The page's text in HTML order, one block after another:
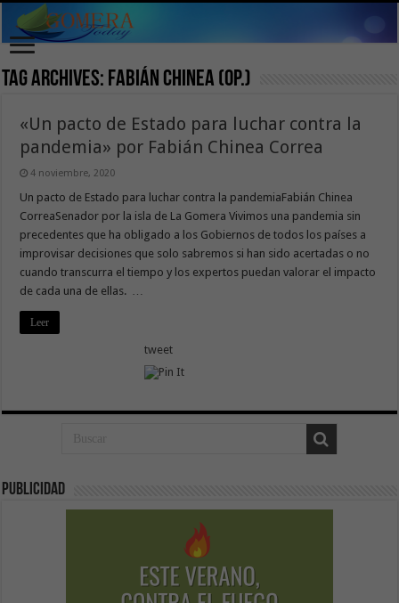
Tag Archives: Fabián Chinea (OP.)
«Un pacto de Estado para luchar contra la
pandemia» por Fabián Chinea Correa
4 noviembre, 2020
Un pacto de Estado para luchar contra la pandemiaFabián Chinea
CorreaSenador por la isla de La Gomera Vivimos una pandemia sin
precedentes que ha obligado a los Gobiernos de todos los países a
improvisar decisiones que solo sabremos si han sido acertadas o no
cuando transcurra el tiempo y los expertos puedan valorar el impacto
de cada una de ellas. …
Leer
tweet
Publicidad